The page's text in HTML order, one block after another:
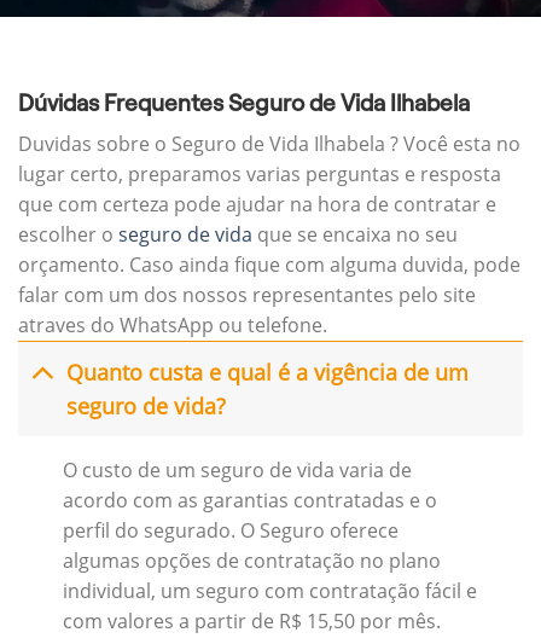
Dúvidas Frequentes Seguro de Vida Ilhabela
Duvidas sobre o Seguro de Vida Ilhabela ? Você esta no
lugar certo, preparamos varias perguntas e resposta
que com certeza pode ajudar na hora de contratar e
escolher o seguro de vida que se encaixa no seu
orçamento. Caso ainda fique com alguma duvida, pode
falar com um dos nossos representantes pelo site
atraves do WhatsApp ou telefone.
Quanto custa e qual é a vigência de um
seguro de vida?
O custo de um seguro de vida varia de
acordo com as garantias contratadas e o
perfil do segurado. O Seguro oferece
algumas opções de contratação no plano
individual, um seguro com contratação fácil e
com valores a partir de R$ 15,50 por mês.